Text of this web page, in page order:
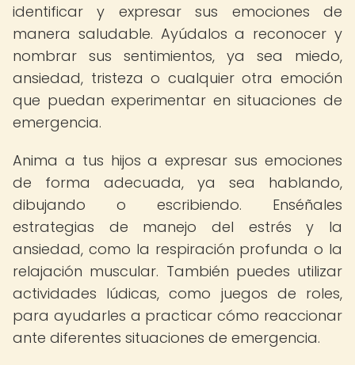
identificar y expresar sus emociones de
manera saludable. Ayúdalos a reconocer y
nombrar sus sentimientos, ya sea miedo,
ansiedad, tristeza o cualquier otra emoción
que puedan experimentar en situaciones de
emergencia.
Anima a tus hijos a expresar sus emociones
de forma adecuada, ya sea hablando,
dibujando o escribiendo. Enséñales
estrategias de manejo del estrés y la
ansiedad, como la respiración profunda o la
relajación muscular. También puedes utilizar
actividades lúdicas, como juegos de roles,
para ayudarles a practicar cómo reaccionar
ante diferentes situaciones de emergencia.